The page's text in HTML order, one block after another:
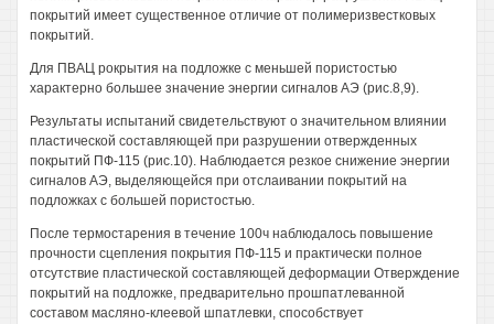
покрытий имеет существенное отличие от полимеризвестковых
покрытий.
Для ПВАЦ рокрытия на подложке с меньшей пористостью
характерно большее значение энергии сигналов АЭ (рис.8,9).
Результаты испытаний свидетельствуют о значительном влиянии
пластической составляющей при разрушении отвержденных
покрытий ПФ-115 (рис.10). Наблюдается резкое снижение энергии
сигналов АЭ, выделяющейся при отслаивании покрытий на
подложках с большей пористостью.
После термостарения в течение 100ч наблюдалось повышение
прочности сцепления покрытия ПФ-115 и практически полное
отсутствие пластической составляющей деформации Отверждение
покрытий на подложке, предварительно прошпатлеванной
составом масляно-клеевой шпатлевки, способствует